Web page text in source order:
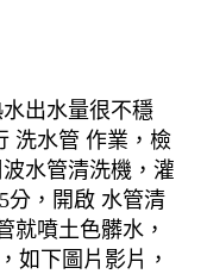
出水量很不穩
洗水管 作業，檢
水管清洗機，灌
分，開啟 水管清
就噴土色髒水，
如下圖片影片，